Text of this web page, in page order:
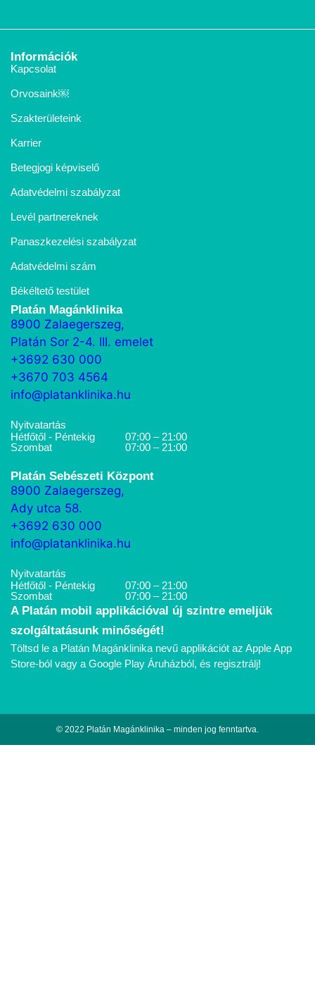
Információk
Kapcsolat
Orvosaink￼
Szakterületeink
Karrier
Betegjogi képviselő
Adatvédelmi szabályzat
Levél partnereknek
Panaszkezelési szabályzat
Adatvédelmi szám
Békéltető testület
Platán Magánklinika
8900 Zalaegerszeg,
Platán Sor 2-4. III. emelet
+3692 630 000
+3670 703 4564
info@platanklinika.hu
Nyitvatartás
Hétfőtől - Péntekig
07:00 – 21:00
Szombat
07:00 – 21:00
Platán Sebészeti Központ
8900 Zalaegerszeg,
Ady utca 58.
+3692 630 000
info@platanklinika.hu
Nyitvatartás
Hétfőtől - Péntekig
07:00 – 21:00
Szombat
07:00 – 21:00
A Platán mobil applikációval új szintre emeljük
szolgáltatásunk minőségét!
Töltsd le a Platán Magánklinika nevű applikációt az Apple App
Store-ból vagy a Google Play Áruházból, és regisztrálj!
© 2022 Platán Magánklinika – minden jog fenntartva.